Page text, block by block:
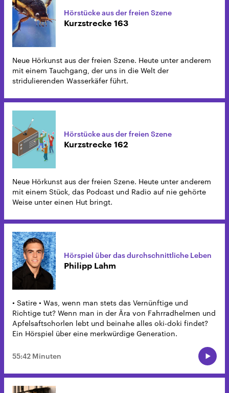
Hörstücke aus der freien Szene
Kurzstrecke 163
Neue Hörkunst aus der freien Szene. Heute unter anderem
mit einem Tauchgang, der uns in die Welt der
stridulierenden Wasserkäfer führt.
Hörstücke aus der freien Szene
Kurzstrecke 162
Neue Hörkunst aus der freien Szene. Heute unter anderem
mit einem Stück, das Podcast und Radio auf nie gehörte
Weise unter einen Hut bringt.
Hörspiel über das durchschnittliche Leben
Philipp Lahm
• Satire • Was, wenn man stets das Vernünftige und
Richtige tut? Wenn man in der Ära von Fahrradhelmen und
Apfelsaftschorlen lebt und beinahe alles oki-doki findet?
Ein Hörspiel über eine merkwürdige Generation.
55:42 Minuten